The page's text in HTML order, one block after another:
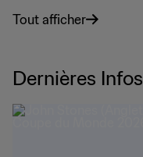
Tout afficher
Dernières Infos